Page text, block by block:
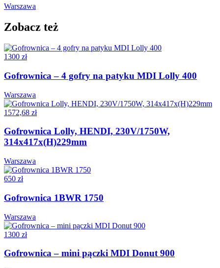
Warszawa
Zobacz też
1300 zł
Gofrownica – 4 gofry na patyku MDI Lolly 400
Warszawa
1572,68 zł
Gofrownica Lolly, HENDI, 230V/1750W,
314x417x(H)229mm
Warszawa
650 zł
Gofrownica 1BWR 1750
Warszawa
1300 zł
Gofrownica – mini pączki MDI Donut 900